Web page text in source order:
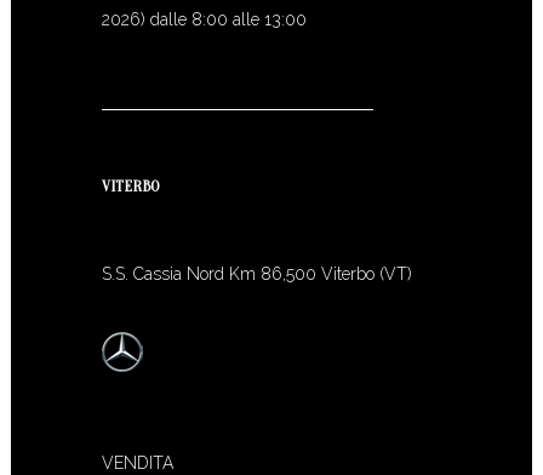
2026) dalle 8:00 alle 13:00
VITERBO
S.S. Cassia Nord Km 86,500 Viterbo (VT)
VENDITA